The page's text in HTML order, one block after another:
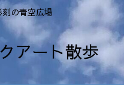
の青空広場
アート散歩